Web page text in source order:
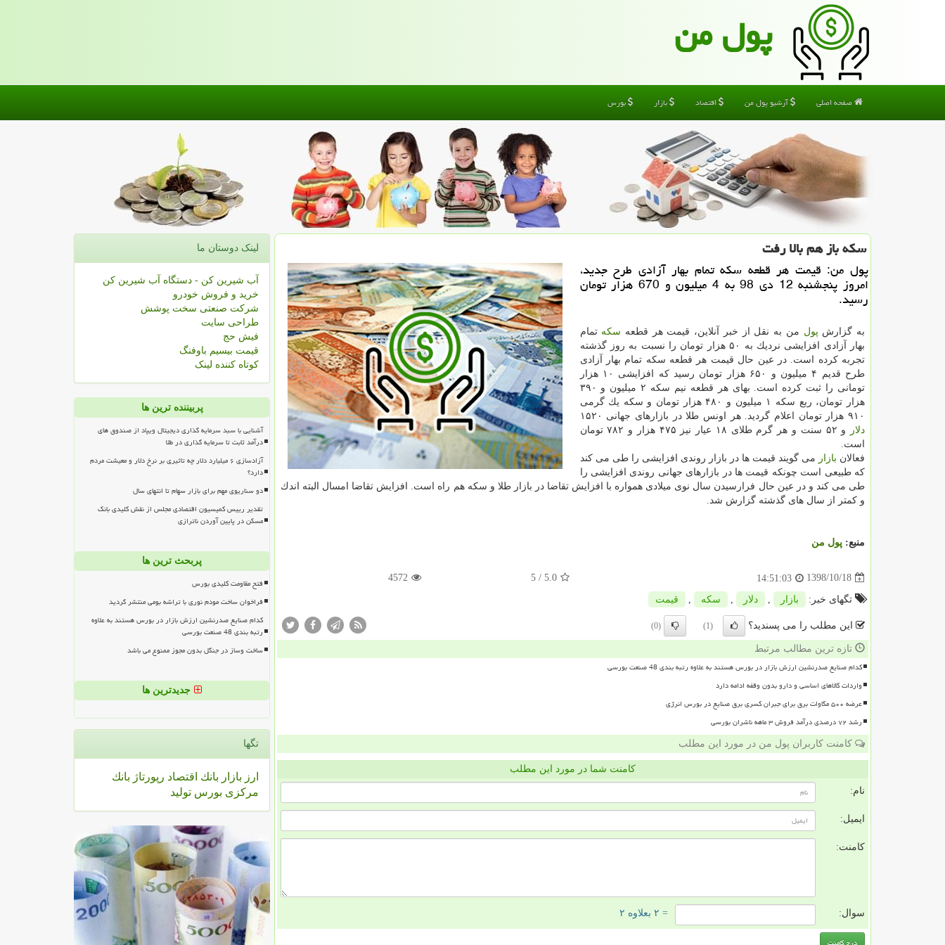
پول من
صفحه اصلی آرشیو پول من اقتصاد بازار بورس
سكه باز هم بالا رفت
پول من: قیمت هر قطعه سكه تمام بهار آزادی طرح جدید،
امروز پنجشنبه 12 دی 98 به 4 میلیون و 670 هزار تومان
رسید.
به گزارش پول من به نقل از خبر آنلاین، قیمت هر قطعه سكه تمام
بهار آزادی افزایشی نردیك به ۵۰ هزار تومان را نسبت به روز گذشته
تجربه كرده است. در عین حال قیمت هر قطعه سكه تمام بهار آزادی
طرح قدیم ۴ میلیون و ۶۵۰ هزار تومان رسید كه افزایشی ۱۰ هزار
تومانی را ثبت كرده است. بهای هر قطعه نیم سكه ۲ میلیون و ۳۹۰
هزار تومان، ربع سكه ۱ میلیون و ۴۸۰ هزار تومان و سكه یك گرمی
۹۱۰ هزار تومان اعلام گردید. هر اونس طلا در بازارهای جهانی ۱۵۲۰
دلار
و ۵۲ سنت و هر گرم طلای ۱۸ عیار نیز ۴۷۵ هزار و ۷۸۲ تومان
است.
فعالان بازار می گویند قیمت ها در بازار روندی افزایشی را طی می كند
كه طبیعی است چونكه قیمت ها در بازارهای جهانی روندی افزایشی را
طی می كند و در عین حال فرارسیدن سال نوی میلادی همواره با افزایش تقاضا در بازار طلا و سكه هم راه است. افزایش تقاضا امسال البته اندك
و كمتر از سال های گذشته گزارش شد.
منبع: پول من
1398/10/18
14:51:03
5.0
/ 5
4572
تگهای خبر: بازار دلار سكه قیمت
این مطلب را می پسندید؟ (1)
(0)
تازه ترین مطالب مرتبط
کدام صنایع صدرنشین ارزش بازار در بورس هستند به علاوه رتبه بندی 48 صنعت بورسی
واردات کالاهای اساسی و دارو بدون وقفه ادامه دارد
عرضه ۵۰۰ مگاوات برق برای جبران کسری برق صنایع در بورس انرژی
رشد ۷۲ درصدی درآمد فروش ۳ ماهه ناشران بورسی
کامنت کاربران پول من در مورد این مطلب
کامنت شما در مورد این مطلب
نام:
ایمیل:
کامنت:
سوال: = ۲ بعلاوه ۲
لینک دوستان ما
آب شیرین کن - دستگاه آب شیرین کن
خرید و فروش خودرو
شرکت صنعتی سخت پوشش
طراحی سایت
فیش حج
قیمت بیسیم باوفنگ
کوتاه کننده لینک
پربیننده ترین ها
آشنایی با سبد سرمایه گذاری دیجیتال ویپاد از صندوق های
درآمد ثابت تا سرمایه گذاری در طلا
آزادسازی ۶ میلیارد دلار چه تاثیری بر نرخ دلار و معیشت مردم
دارد؟
دو سناریوی مهم برای بازار سهام تا انتهای سال
تقدیر رییس کمیسیون اقتصادی مجلس از نقش کلیدی بانک
مسکن در پایین آوردن ناترازی
پربحث ترین ها
فتح مقاومت کلیدی بورس
فراخوان ساخت مودم نوری با تراشه بومی منتشر گردید
کدام صنایع صدرنشین ارزش بازار در بورس هستند به علاوه
رتبه بندی 48 صنعت بورسی
ساخت وساز در جنگل بدون مجوز ممنوع می باشد
جدیدترین ها
تگها
ارز بازار بانك اقتصاد رپورتاژ بانك
مركزی بورس تولید